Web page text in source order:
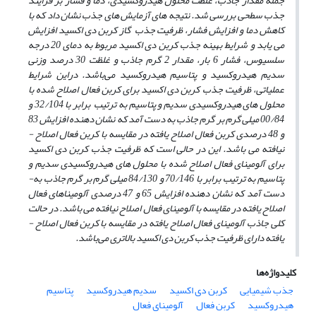
جذب سطحی بررسی شد. نتیجه­ های آزمایش ­های جذب نشان داد که با
کاهش دما و افزایش فشار، ظرفیت جذب گاز کربن ­دی­ اکسید افزایش
می ­یابد و شرایط بهینه جذب کربن ­دی ­اکسید مربوط به دمای 20 درجه
سلسیوس، فشار 6 بار، مقدار 2 گرم جاذب و غلظت 30 درصد وزنی
سدیم ­هیدروکسید و پتاسیم ­هیدروکسید می‌باشد. دراین شرایط
عملیاتی، ظرفیت جذب کربن ­دی ­اکسید برای کربن ­فعال اصلاح شده با
محلول ­های هیدروکسیدی سدیم و پتاسیم به ترتیب برابر با 32/104 و
00/84 میلی­ گرم بر گرم جاذب به دست آمد که نشان ­دهنده افزایش 83
و 48 درصدی کربن ­فعال اصلاح ­یافته در مقایسه با کربن ­فعال اصلاح ­
نیافته می ­باشد. این در حالی است که ظرفیت جذب کربن ­دی اکسید
برای آلومینای ­فعال اصلاح شده با محلول ­های هیدروکسیدی سدیم و
پتاسیم به ترتیب برابر با 70/146 و 84/130 میلی گرم بر گرم جاذب به­
دست آمد که نشان­ دهنده افزایش 65 و 47 درصدی آلومیناهای ­فعال
اصلاح ­یافته در مقایسه با آلومینای ­فعال اصلاح ­نیافته می­ باشد. در حالت
کلی جاذب آلومینای ­فعال اصلاح یافته در مقایسه با کربن ­فعال اصلاح ­
یافته دارای ظرفیت جذب کربن ­دی­ اکسید بالاتری می‌باشد.
کلیدواژه‌ها
جذب شیمیایی
کربن دی اکسید سدیم هیدروکسید پتاسیم
هیدروکسید کربن فعال
آلومینای فعال